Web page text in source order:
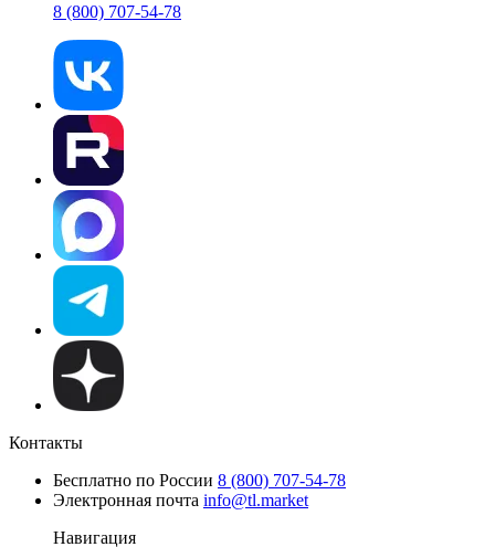
8 (800) 707-54-78
Контакты
Бесплатно по России 8 (800) 707-54-78
Электронная почта info@tl.market
Навигация